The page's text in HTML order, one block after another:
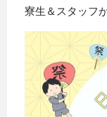
寮生＆スタッフ